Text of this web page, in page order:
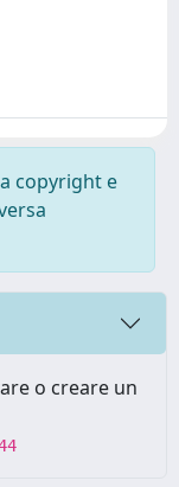
copyright e
o creare un